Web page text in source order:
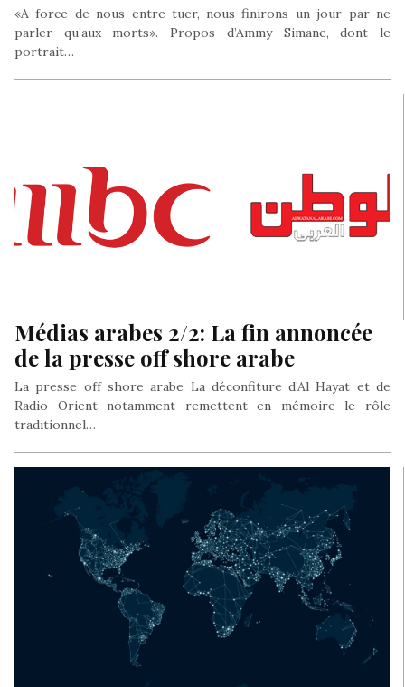
«A force de nous entre-tuer, nous finirons un jour par ne
parler qu’aux morts». Propos d’Ammy Simane, dont le
portrait…
Médias arabes 2/2: La fin annoncée
de la presse off shore arabe
La presse off shore arabe La déconfiture d’Al Hayat et de
Radio Orient notamment remettent en mémoire le rôle
traditionnel…